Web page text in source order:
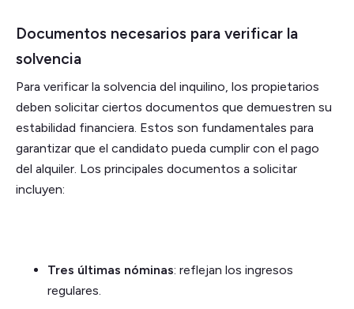
Documentos necesarios para verificar la
solvencia
Para verificar la solvencia del inquilino, los propietarios
deben solicitar ciertos documentos que demuestren su
estabilidad financiera. Estos son fundamentales para
garantizar que el candidato pueda cumplir con el pago
del alquiler. Los principales documentos a solicitar
incluyen:
Tres últimas nóminas: reflejan los ingresos
regulares.